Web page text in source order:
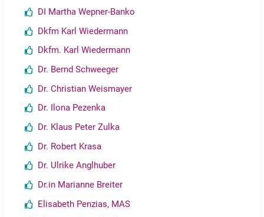
DI Martha Wepner-Banko
Dkfm Karl Wiedermann
Dkfm. Karl Wiedermann
Dr. Bernd Schweeger
Dr. Christian Weismayer
Dr. Ilona Pezenka
Dr. Klaus Peter Zulka
Dr. Robert Krasa
Dr. Ulrike Anglhuber
Dr.in Marianne Breiter
Elisabeth Penzias, MAS